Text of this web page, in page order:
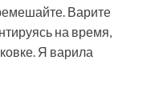
Варите
на время,
Я варила